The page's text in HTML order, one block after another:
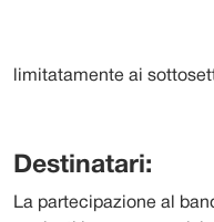
limitatamente ai
Destinatari:
La partecipazione al